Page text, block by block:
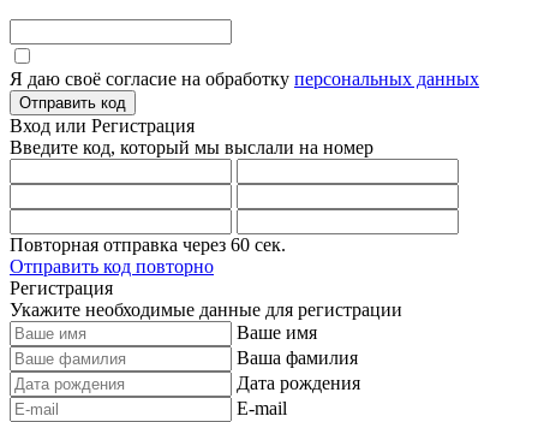
Я даю своё согласие на обработку персональных данных
Отправить код
Вход или Регистрация
Введите код, который мы выслали на номер
Повторная отправка через 60 сек.
Отправить код повторно
Регистрация
Укажите необходимые данные для регистрации
Ваше имя
Ваша фамилия
Дата рождения
E-mail